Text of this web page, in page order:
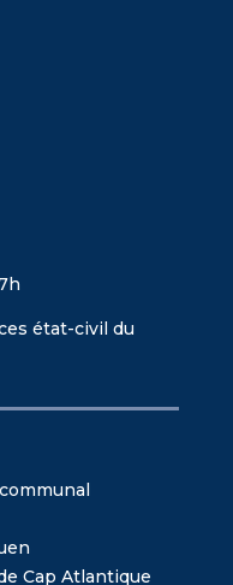
état-civil du
Cap Atlantique